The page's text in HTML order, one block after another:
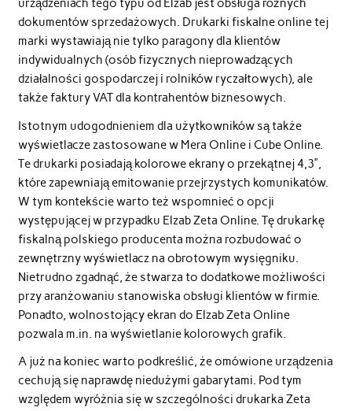
urządzeniach tego typu od Elzab jest obsługa różnych
dokumentów sprzedażowych. Drukarki fiskalne online tej
marki wystawiają nie tylko paragony dla klientów
indywidualnych (osób fizycznych nieprowadzących
działalności gospodarczej i rolników ryczałtowych), ale
także faktury VAT dla kontrahentów biznesowych.
Istotnym udogodnieniem dla użytkowników są także
wyświetlacze zastosowane w Mera Online i Cube Online.
Te drukarki posiadają kolorowe ekrany o przekątnej 4,3”,
które zapewniają emitowanie przejrzystych komunikatów.
W tym kontekście warto też wspomnieć o opcji
występującej w przypadku Elzab Zeta Online. Tę drukarkę
fiskalną polskiego producenta można rozbudować o
zewnętrzny wyświetlacz na obrotowym wysięgniku.
Nietrudno zgadnąć, że stwarza to dodatkowe możliwości
przy aranżowaniu stanowiska obsługi klientów w firmie.
Ponadto, wolnostojący ekran do Elzab Zeta Online
pozwala m.in. na wyświetlanie kolorowych grafik.
A już na koniec warto podkreślić, że omówione urządzenia
cechują się naprawdę niedużymi gabarytami. Pod tym
względem wyróżnia się w szczególności drukarka Zeta